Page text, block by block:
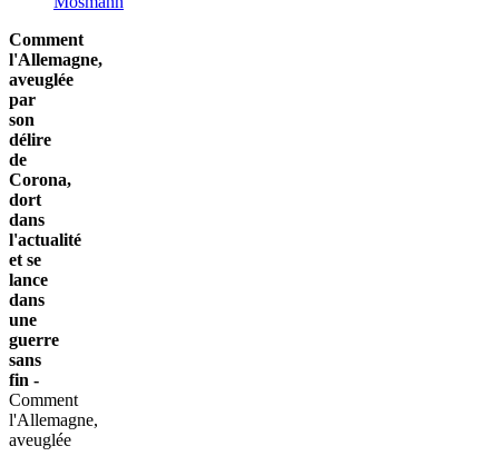
Comment
l'Allemagne,
aveuglée
par
son
délire
de
Corona,
dort
dans
l'actualité
et se
lance
dans
une
guerre
sans
fin -
Comment
l'Allemagne,
aveuglée